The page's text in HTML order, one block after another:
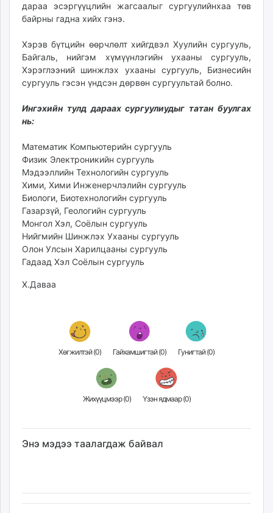
mass.mn
unegui.mn
assa.mn
toim.mn
tac.mn
paparazzi.mn
дараа эсэргүүцлийн жагсаалыг сургуулийнхаа төв
байрны гадна хийх гэнэ.
Хэрэв бүтцийн өөрчлөлт хийгдвэл Хуулийн сургууль,
Байгаль, нийгэм хүмүүнлэгийн ухааны сургууль,
Хэрэглээний шинжлэх ухааны сургууль, Бизнесийн
сургууль гэсэн үндсэн дөрвөн сургуультай болно.
Ингэхийн тулд дараах сургуулиудыг татан буулгах
нь:
Математик Компьютерийн сургууль
Физик Электроникийн сургууль
Мэдээллийн Технологийн сургууль
Хими, Хими Инженерчлэлийн сургууль
Биологи, Биотехнологийн сургууль
Газарзүй, Геологийн сургууль
Монгол Хэл, Соёлын сургууль
Нийгмийн Шинжлэх Ухааны сургууль
Олон Улсын Харилцааны сургууль
Гадаад Хэл Соёлын сургууль
Х.Даваа
Хөгжилтэй (0) Гайхамшигтай (0) Гунигтай (0)
Жихүүцмээр (0) Үзэн ядмаар (0)
Энэ мэдээ таалагдаж байвал